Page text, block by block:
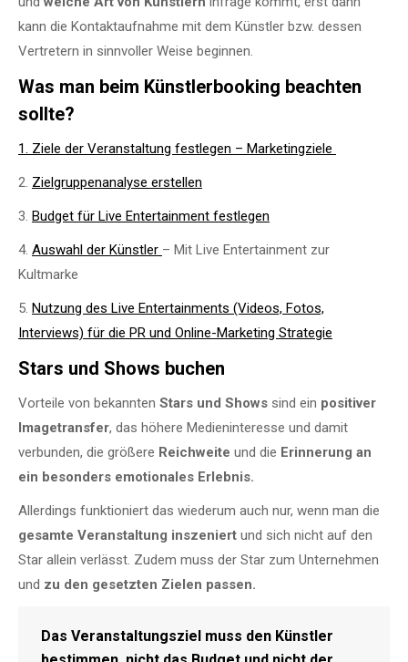
kann die Kontaktaufnahme mit dem Künstler bzw. dessen
Vertretern in sinnvoller Weise beginnen.
Was man beim Künstlerbooking beachten
sollte?
1. Ziele der Veranstaltung festlegen – Marketingziele
2. Zielgruppenanalyse erstellen
3. Budget für Live Entertainment festlegen
4. Auswahl der Künstler – Mit Live Entertainment zur
Kultmarke
5. Nutzung des Live Entertainments (Videos, Fotos,
Interviews) für die PR und Online-Marketing Strategie
Stars und Shows buchen
Vorteile von bekannten Stars und Shows sind ein positiver
Imagetransfer, das höhere Medieninteresse und damit
verbunden, die größere Reichweite und die Erinnerung an
ein besonders emotionales Erlebnis.
Allerdings funktioniert das wiederum auch nur, wenn man die
gesamte Veranstaltung inszeniert und sich nicht auf den
Star allein verlässt. Zudem muss der Star zum Unternehmen
und zu den gesetzten Zielen passen.
Das Veranstaltungsziel muss den Künstler